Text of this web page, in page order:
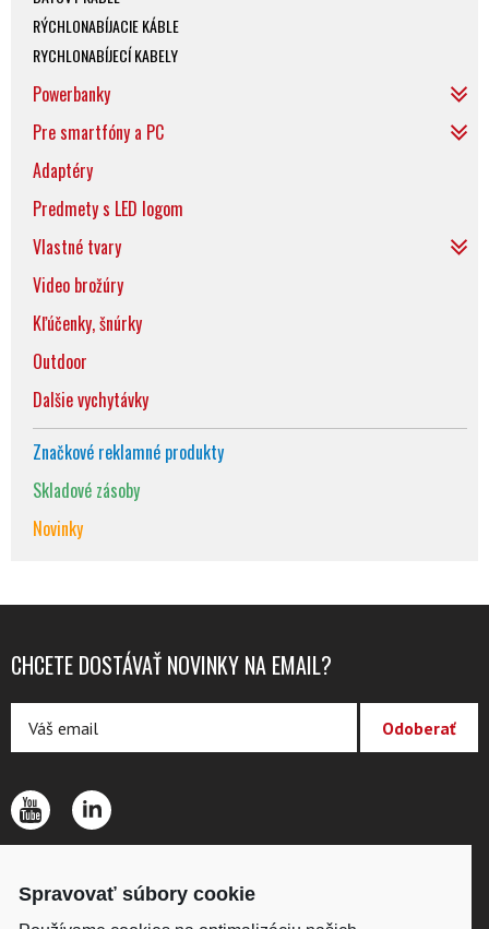
RÝCHLONABÍJACIE KÁBLE
RYCHLONABÍJECÍ KABELY
Powerbanky
Pre smartfóny a PC
Adaptéry
Predmety s LED logom
Vlastné tvary
Video brožúry
Kľúčenky, šnúrky
Outdoor
Dalšie vychytávky
Značkové reklamné produkty
Skladové zásoby
Novinky
CHCETE DOSTÁVAŤ NOVINKY NA EMAIL?
KONTAKTY
Spravovať súbory cookie